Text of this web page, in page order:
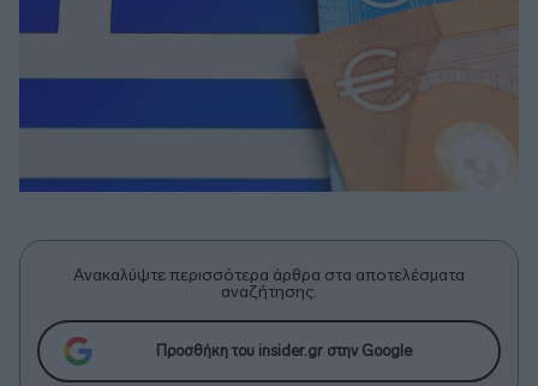
Ανακαλύψτε περισσότερα άρθρα στα αποτελέσματα
αναζήτησης.
Προσθήκη του insider.gr στην Google